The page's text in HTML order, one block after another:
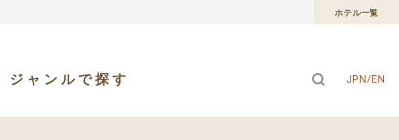
ホテル一覧
ジャンルで探す JPN/EN